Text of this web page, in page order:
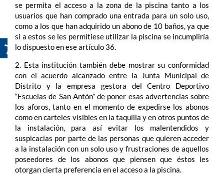
se permita el acceso a la zona de la piscina tanto a los
usuarios que han comprado una entrada para un solo uso,
como a los que han adquirido un abono de 10 baños, ya que
si a estos se les permitiese utilizar la piscina se incumpliría
lo dispuesto en ese artículo 36.
2. Esta institución también debe mostrar su conformidad
con el acuerdo alcanzado entre la Junta Municipal de
Distrito y la empresa gestora del Centro Deportivo
“Escuelas de San Antón” de poner esas advertencias sobre
los aforos, tanto en el momento de expedirse los abonos
como en carteles visibles en la taquilla y en otros puntos de
la instalación, para así evitar los malentendidos y
suspicacias por parte de las personas que quieren acceder
a la instalación con un solo uso y frustraciones de aquellos
poseedores de los abonos que piensen que éstos les
otorgan cierta preferencia en el acceso a la piscina.